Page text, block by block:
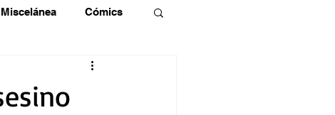
Miscelánea Cómics